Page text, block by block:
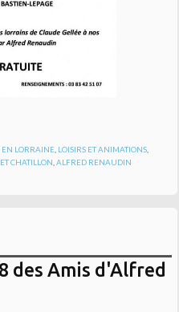
EN LORRAINE, LOISIRS ET ANIMATIONS,
CHATILLON ,ALFRED RENAUDIN
des Amis d'Alfred